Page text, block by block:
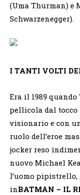
(Uma Thurman) e
Schwarzenegger).
I TANTI VOLTI
Era il 1989
pellicola dal
visionario e con
ruolo dell’eroe
jocker reso
nuovo Michael
l’uomo
inBATMAN – IL